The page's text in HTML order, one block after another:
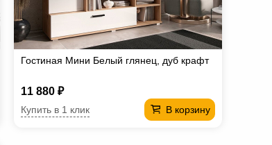
Гостиная Мини Белый глянец, дуб крафт
11 880 ₽
В корзину
Купить в 1 клик